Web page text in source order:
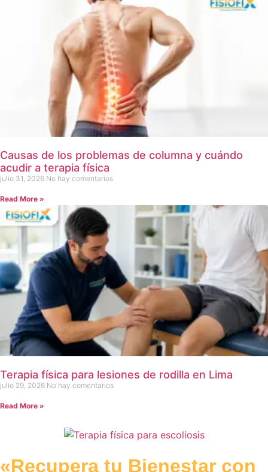
Causas de los problemas de columna y cuándo
acudir a terapia física
julio 31, 2026 No hay comentarios
Read More »
Terapia física para lesiones de rodilla en Lima
julio 29, 2026 No hay comentarios
Read More »
«Recupera tu Bienestar con